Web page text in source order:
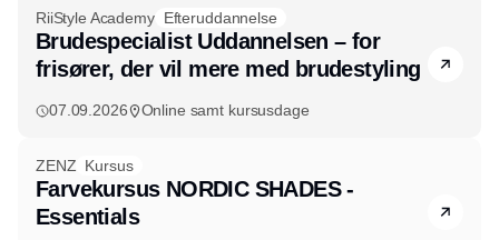
RiiStyle Academy Efteruddannelse
Brudespecialist Uddannelsen – for
frisører, der vil mere med brudestyling
07.09.2026 Online samt kursusdage
ZENZ Kursus
Farvekursus NORDIC SHADES -
Essentials